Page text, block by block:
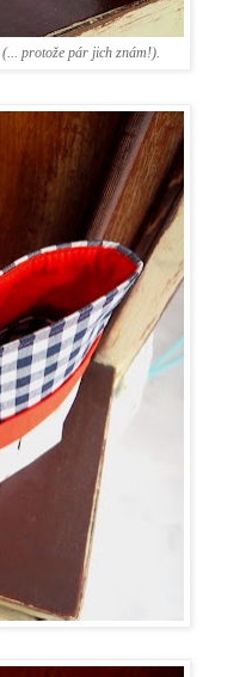
(... protože pár jich znám!).